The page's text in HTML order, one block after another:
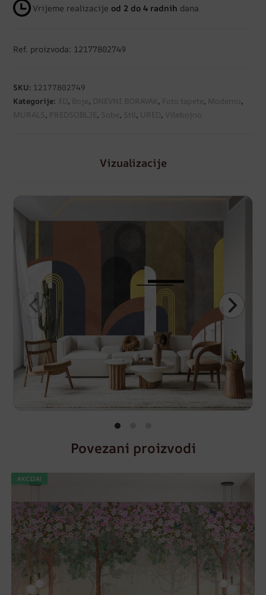
Vrijeme realizacije od 2 do 4 radnih dana
Ref. proizvoda: 12177802749
SKU: 12177802749
Kategorije: 3D , Boje, DNEVNI BORAVAK, Foto tapete, Moderno ,
MURALS, PREDSOBLJE, Sobe, Stil, URED , Višebojno
Vizualizacije
Povezani proizvodi
AKCIJA!